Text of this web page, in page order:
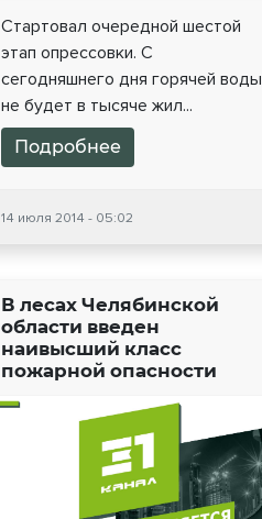
Стартовал очередной шестой
этап опрессовки. С
сегодняшнего дня горячей воды
не будет в тысяче жил...
Подробнее
14 июля 2014 - 05:02
В лесах Челябинской
области введен
наивысший класс
пожарной опасности